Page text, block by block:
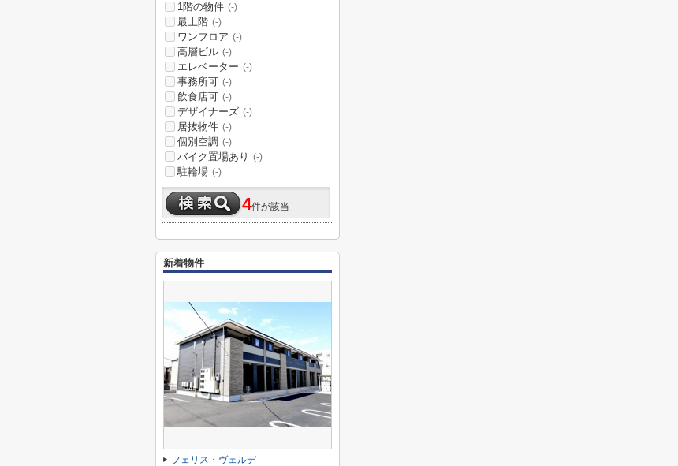
1階の物件 (-)
最上階 (-)
ワンフロア (-)
高層ビル (-)
エレベーター (-)
事務所可 (-)
飲食店可 (-)
デザイナーズ (-)
居抜物件 (-)
個別空調 (-)
バイク置場あり (-)
駐輪場 (-)
4件が該当
新着物件
フェリス・ヴェルデ